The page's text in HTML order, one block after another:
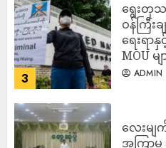
3
ရွေးတုသ
ဝန်ကြီ
ရေးရာ
MOU
ADMIN
လေးမျ
အကြာမှ